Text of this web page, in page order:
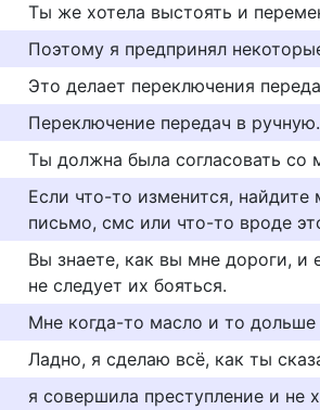
Ты же хотела выстоять и
Поэтому я предпринял
Это делает переключения
Переключение передач в ручную.
Ты должна была согласовать со
Если что-то изменится, найдите
письмо, смс или что-то вроде
Вы знаете, как вы мне дороги, и
не следует их бояться.
Мне когда-то масло и то дольше
Ладно, я сделаю всё, как ты
я совершила преступление и не